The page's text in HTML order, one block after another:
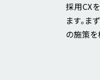
採用CX
ます。
の施策を